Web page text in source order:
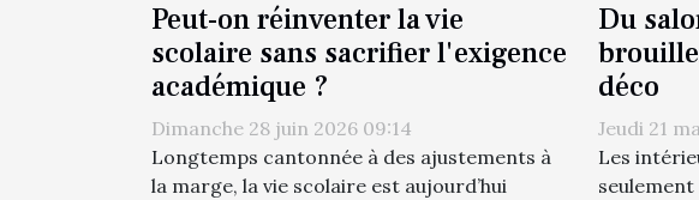
Peut-on réinventer la vie
scolaire sans sacrifier l'exigence
académique ?
Dimanche 28 juin 2026 09:14
Longtemps cantonnée à des ajustements à
la marge, la vie scolaire est aujourd’hui
Du
déco
Jeudi 21
Les
seulement